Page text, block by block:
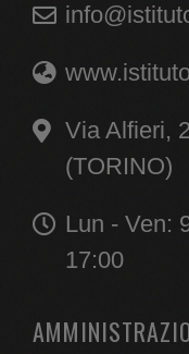
Via Alfieri,
(TORINO)
Lun - Ven:
17:00